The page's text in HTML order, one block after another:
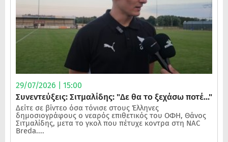
29/07/2026 | 15:00
Συνεντεύξεις: Σιτμαλίδης: "Δε θα το ξεχάσω ποτέ..."
Δείτε σε βίντεο όσα τόνισε στους Έλληνες
δημοσιογράφους ο νεαρός επιθετικός του ΟΦΗ, Θάνος
Σιτμαλίδης, μετα το γκολ που πέτυχε κοντρα στη NAC
Breda....